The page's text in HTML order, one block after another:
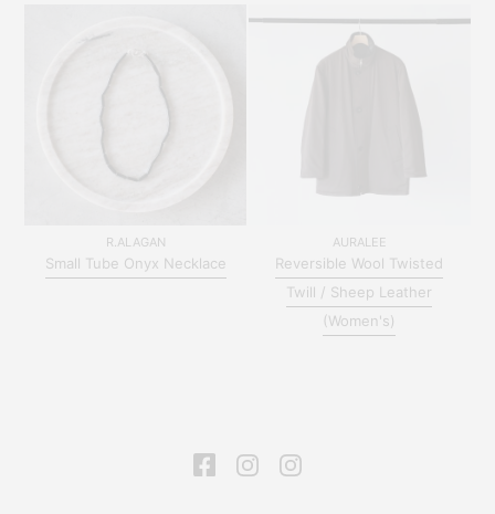
R.ALAGAN
Small Tube Onyx Necklace
AURALEE
Reversible Wool Twisted
Twill / Sheep Leather
(Women's)